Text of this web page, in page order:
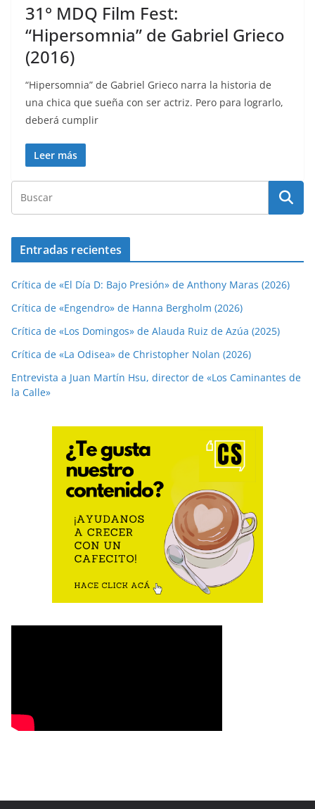
31° MDQ Film Fest:
“Hipersomnia” de Gabriel Grieco
(2016)
“Hipersomnia” de Gabriel Grieco narra la historia de
una chica que sueña con ser actriz. Pero para lograrlo,
deberá cumplir
Leer más
Entradas recientes
Crítica de «El Día D: Bajo Presión» de Anthony Maras (2026)
Crítica de «Engendro» de Hanna Bergholm (2026)
Crítica de «Los Domingos» de Alauda Ruiz de Azúa (2025)
Crítica de «La Odisea» de Christopher Nolan (2026)
Entrevista a Juan Martín Hsu, director de «Los Caminantes de
la Calle»